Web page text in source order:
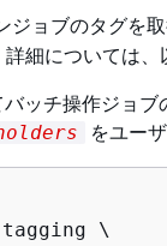
ョブのタグを取
細については、
ッチ操作ジョ
をユー
\